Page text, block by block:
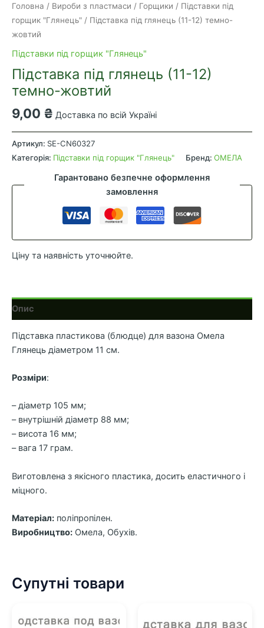
Головна / Вироби з пластмаси / Горщики / Підставки під
горщик "Глянець" / Підставка під глянець (11-12) темно-
жовтий
Підставки під горщик "Глянець"
Підставка під глянець (11-12)
темно-жовтий
9,00 ₴ Доставка по всій Україні
Підставка
під
глянець
12)
Артикул: SE-CN60327
Категорія: Підставки під горщик "Глянець" Бренд: ОМЕЛА
Гарантовано безпечне оформлення
замовлення
Ціну та наявність уточнюйте.
Опис
Підставка пластикова (блюдце) для вазона Омела
Глянець діаметром 11 см.
Розміри:
– діаметр 105 мм;
– внутрішній діаметр 88 мм;
– висота 16 мм;
– вага 17 грам.
Виготовлена з якісного пластика, досить еластичного і
міцного.
Матеріал: поліпропілен.
Виробництво: Омела, Обухів.
Супутні товари